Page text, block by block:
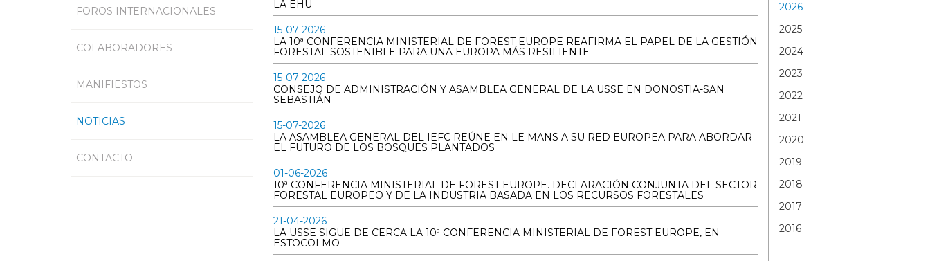
FOROS INTERNACIONALES
COLABORADORES
MANIFIESTOS
NOTICIAS
CONTACTO
LA EHU
15-07-2026
LA 10ª CONFERENCIA MINISTERIAL DE FOREST EUROPE REAFIRMA EL PAPEL DE LA GESTIÓN
FORESTAL SOSTENIBLE PARA UNA EUROPA MÁS RESILIENTE
15-07-2026
CONSEJO DE ADMINISTRACIÓN Y ASAMBLEA GENERAL DE LA USSE EN DONOSTIA-SAN
SEBASTIÁN
15-07-2026
LA ASAMBLEA GENERAL DEL IEFC REÚNE EN LE MANS A SU RED EUROPEA PARA ABORDAR
EL FUTURO DE LOS BOSQUES PLANTADOS
01-06-2026
10ª CONFERENCIA MINISTERIAL DE FOREST EUROPE. DECLARACIÓN CONJUNTA DEL SECTOR
FORESTAL EUROPEO Y DE LA INDUSTRIA BASADA EN LOS RECURSOS FORESTALES
21-04-2026
LA USSE SIGUE DE CERCA LA 10ª CONFERENCIA MINISTERIAL DE FOREST EUROPE, EN
ESTOCOLMO
2026
2025
2024
2023
2022
2021
2020
2019
2018
2017
2016